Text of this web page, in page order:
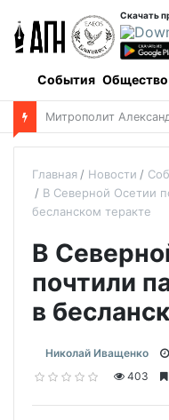
Скачать
События Общество
Главная Новости
В Северной Осетии
бесланском теракте
В
почтили
в
Николай Иващенко
403